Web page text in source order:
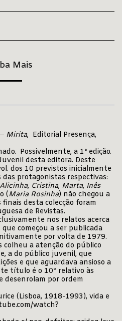
Mais
Mirita, Editorial Presença,
Possivelmente, a 1ª edição.
desta editora. Deste
dos 10 previstos inicialmente
protagonistas respectivas:
Alicinha, Cristina, Marta, Inês
(Maria Rosinha) não chegou a
desta colecção foram
de Revistas.
nos relatos acerca
começou a ser publicada
por volta de 1979.
colheu a atenção do público
a do público juvenil, que
e que aguardava ansioso a
título é o 10º relativo às
desenrolam por ordem
(Lisboa, 1918-1993), vida e
watch?